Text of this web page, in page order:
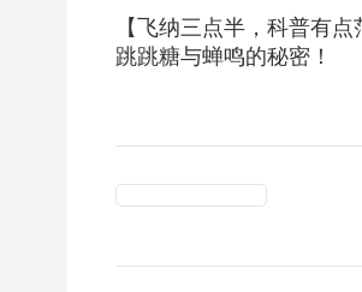
【飞纳三点半，科普有
跳跳糖与蝉鸣的秘密！